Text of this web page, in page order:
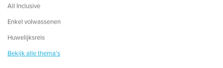
All Inclusive
Enkel volwassenen
Huwelijksreis
Bekijk alle thema's